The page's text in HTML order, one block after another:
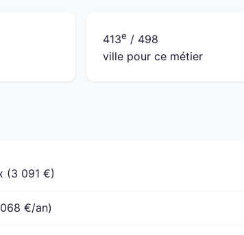
413e / 498
ville pour ce métier
(3 091 €)
€/an)